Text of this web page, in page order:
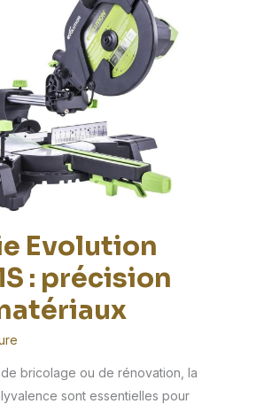
Evolution
: précision
bricolage ou de rénovation, la
sont essentielles pour